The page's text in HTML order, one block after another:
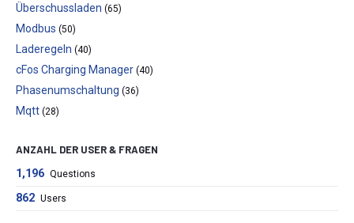
Überschussladen (65)
Modbus (50)
Laderegeln (40)
cFos Charging Manager (40)
Phasenumschaltung (36)
Mqtt (28)
ANZAHL DER USER & FRAGEN
1,196 Questions
862 Users